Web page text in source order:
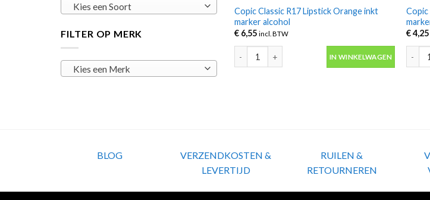
Kies een Soort
FILTER OP MERK
Kies een Merk
Copic Classic R17 Lipstick Orange inkt
marker alcohol
€ 6,55 incl. BTW
IN WINKELWAGEN
Copic
€4,25
BLOG
VERZENDKOSTEN &
LEVERTIJD
RUILEN &
RETOURNEREN